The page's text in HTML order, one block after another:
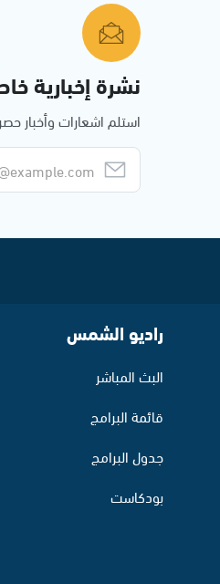
نشرة إخبارية
استلم اشعارات وأخبار
راديو الشمس
البث المباشر
قائمة البرامج
جدول البرامج
بودكاست